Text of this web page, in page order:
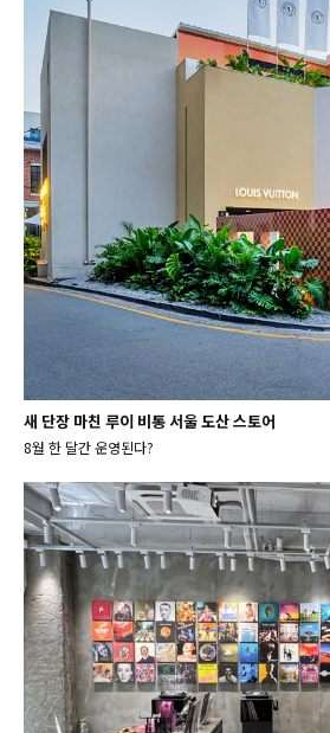
새 단장 마친 루이 비통 서울 도산 스토어
8월 한 달간 운영된다?